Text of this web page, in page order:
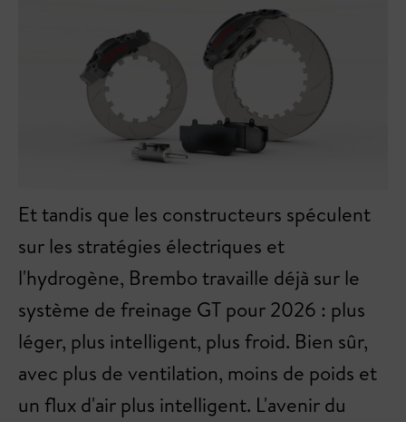
Et tandis que les constructeurs spéculent
sur les stratégies électriques et
l'hydrogène, Brembo travaille déjà sur le
système de freinage GT pour 2026 : plus
léger, plus intelligent, plus froid. Bien sûr,
avec plus de ventilation, moins de poids et
un flux d'air plus intelligent. L'avenir du